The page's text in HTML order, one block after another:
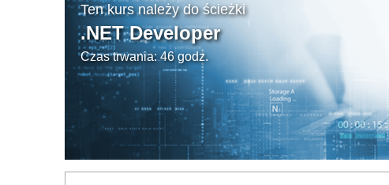
Ten kurs należy do ścieżki
.NET Developer
Czas trwania: 46 godz.